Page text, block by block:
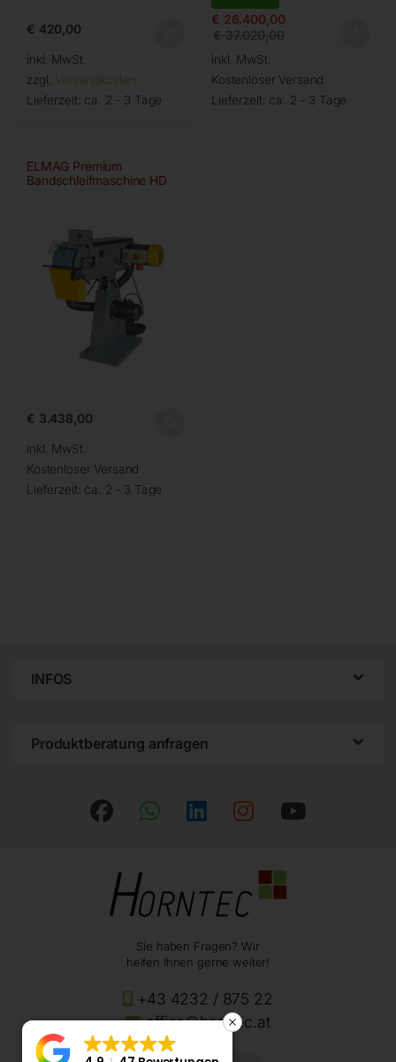
€ 420,00
inkl. MwSt.
zzgl. Versandkosten
Lieferzeit: ca. 2 - 3 Tage
€ 26.400,00
€37.020,00
inkl. MwSt.
Kostenloser Versand
Lieferzeit: ca. 2 - 3 Tage
ELMAG Premium
Bandschleifmaschine HD
€ 3.438,00
inkl. MwSt.
Kostenloser Versand
Lieferzeit: ca. 2 - 3 Tage
INFOS
Produktberatung anfragen
Sie haben Fragen? Wir
helfen Ihnen gerne weiter!
+43 4232 / 875 22
office@horntec.at